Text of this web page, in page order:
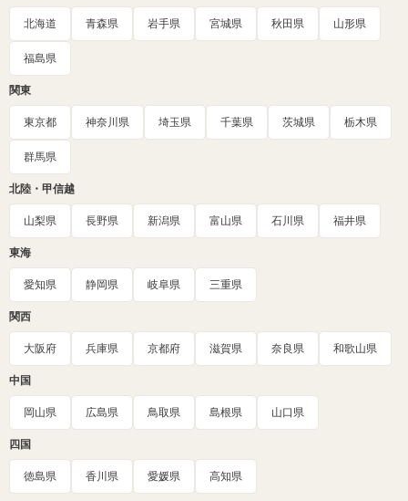
北海道 青森県 岩手県 宮城県 秋田県 山形県
福島県
関東
東京都 神奈川県 埼玉県 千葉県 茨城県 栃木県
群馬県
北陸・甲信越
山梨県 長野県 新潟県 富山県 石川県 福井県
東海
愛知県 静岡県 岐阜県 三重県
関西
大阪府 兵庫県 京都府 滋賀県 奈良県 和歌山県
中国
岡山県 広島県 鳥取県 島根県 山口県
四国
徳島県 香川県 愛媛県 高知県